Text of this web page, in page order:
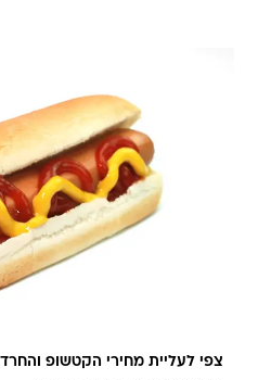
צפי לעליית מחירי הקטשופ